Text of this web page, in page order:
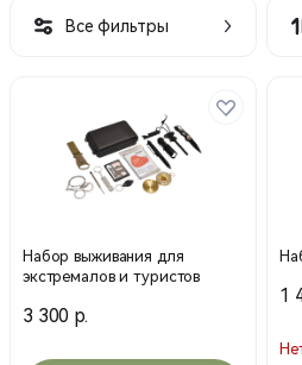
Все фильтры
Набор выживания для
экстремалов и туристов
3 300 р.
1